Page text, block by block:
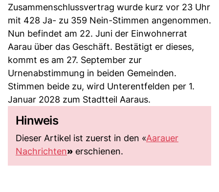
Zusammenschlussvertrag wurde kurz vor 23 Uhr
mit 428 Ja- zu 359 Nein-Stimmen angenommen.
Nun befindet am 22. Juni der Einwohnerrat
Aarau über das Geschäft. Bestätigt er dieses,
kommt es am 27. September zur
Urnenabstimmung in beiden Gemeinden.
Stimmen beide zu, wird Unterentfelden per 1.
Januar 2028 zum Stadtteil Aaraus.
Hinweis
Dieser Artikel ist zuerst in den «Aarauer
Nachrichten» erschienen.